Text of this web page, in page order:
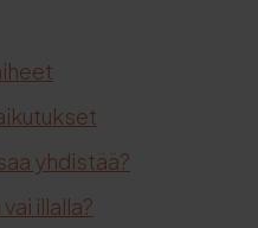
yhdistää?
illalla?